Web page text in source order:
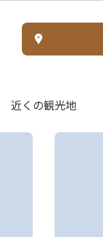
近くの観光地